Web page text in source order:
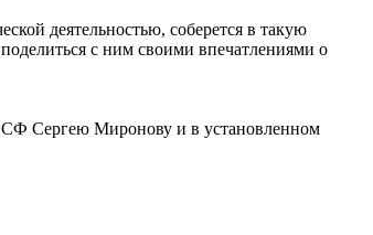
деятельностью, соберется в такую
с ним своими впечатлениями о
СФ Сергею Миронову и в установленном